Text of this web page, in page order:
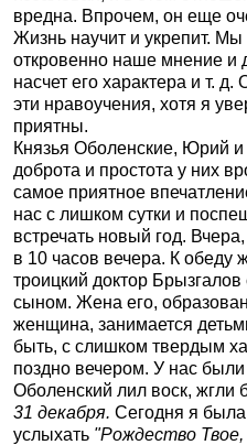
вредна. Впрочем, он еще
Жизнь научит и укрепит.
откровенно наше мнение и
насчет его характера и т.
эти нравоучения, хотя я
приятны.
Князья Оболенские, Юрий
доброта и простота у них
самое приятное
нас с лишком сутки и
встречать новый год.
в 10 часов вечера. К обеду
троицкий доктор
сыном. Жена его,
женщина, занимается
быть, с слишком твердым
поздно вечером. У нас
Оболенский лил воск, жгли
31 декабря. Сегодня я
услыхать "Рождество